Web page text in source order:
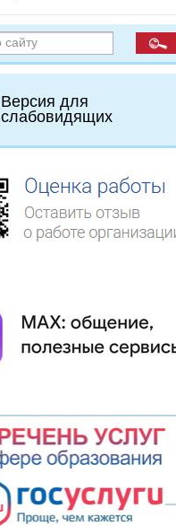
Версия для
слабовидящих